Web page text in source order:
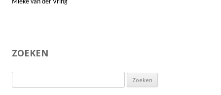
Mieke van der Vring
ZOEKEN
naar: